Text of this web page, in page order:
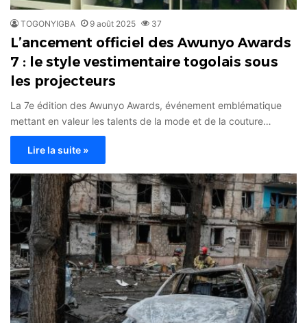
TOGONYIGBA 9 août 2025 37
L’ancement officiel des Awunyo Awards
7 : le style vestimentaire togolais sous
les projecteurs
La 7e édition des Awunyo Awards, événement emblématique
mettant en valeur les talents de la mode et de la couture…
Lire la suite »